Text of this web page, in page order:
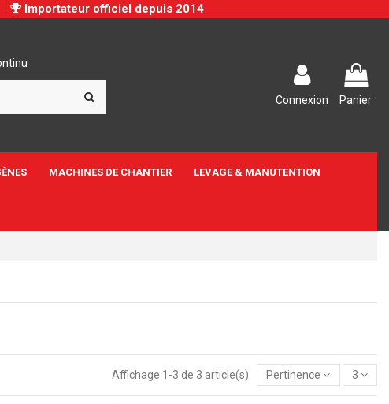
Importateur officiel depuis 2014
Connexion Panier
MACHINES DE CHANTIER LEVAGE & MANUTENTION
Affichage 1-3 de 3 article(s) Pertinence 3